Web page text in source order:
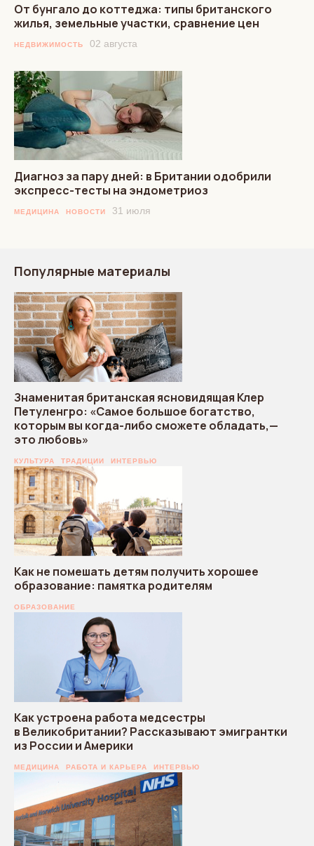
От бунгало до коттеджа: типы британского
жилья, земельные участки, сравнение цен
НЕДВИЖИМОСТЬ 02 августа
Диагноз за пару дней: в Британии одобрили
экспресс-тесты на эндометриоз
МЕДИЦИНА НОВОСТИ 31 июля
Популярные материалы
Знаменитая британская ясновидящая Клер
Петуленгро: «Самое большое богатство,
которым вы когда-либо сможете обладать,—
это любовь»
КУЛЬТУРА ТРАДИЦИИ ИНТЕРВЬЮ
Как не помешать детям получить хорошее
образование: памятка родителям
ОБРАЗОВАНИЕ
Как устроена работа медсестры
в Великобритании? Рассказывают эмигрантки
из России и Америки
МЕДИЦИНА РАБОТА И КАРЬЕРА ИНТЕРВЬЮ